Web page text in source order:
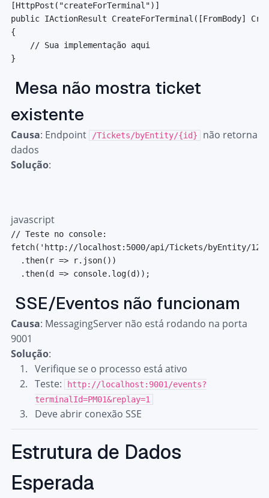
[HttpPost ( "createForTerminal") ]
public IActionResult CreateForTerminal ( [FromBody]
{
// Sua implementação aqui
}
Mesa não mostra ticket
existente
Causa: Endpoint /Tickets/byEntity/{id}
não retorna
dados
Solução:
javascript
// Teste no console:
fetch( 'http://localhost:5000/api/Tickets/byEntity/
.then( r => r. json( ) )
.then(d => console. log(d ) ) ;
SSE/Eventos não funcionam
Causa: MessagingServer não está rodando na porta
9001
Solução:
Verifique se o processo está ativo
Teste:
http://localhost:9001/events?
terminalId=PM01&replay=1
Deve abrir conexão SSE
Estrutura de Dados
Esperada